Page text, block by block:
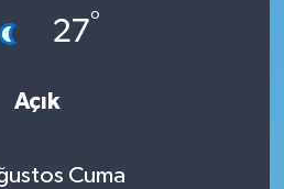
27°
Açık
Cuma